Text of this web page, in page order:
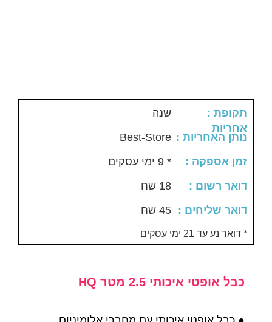
: תקופת
אחריות
שנה
: נותן האחריות
Best-Store
: זמן אספקה
* 9 ימי עסקים
: דואר רשום
18 שח
: דואר שליחים
45 שח
דואר נע עד 21 ימי עסקים *
כבל אופטי איכותי 2.5 מטר HQ